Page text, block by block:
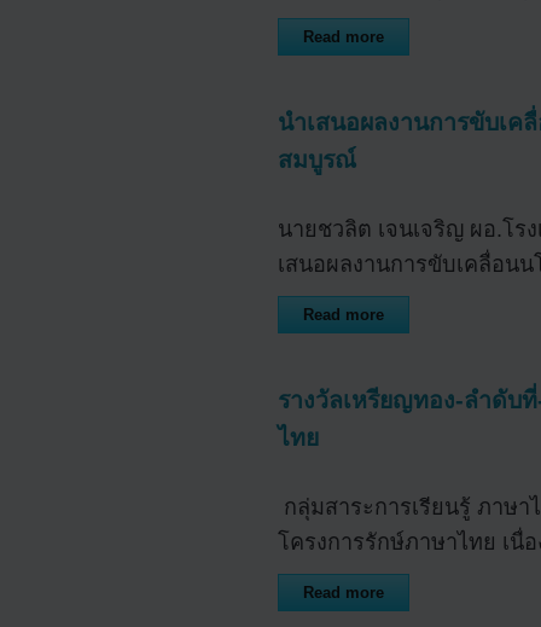
Read more
นำเสนอผลงานการขับเ
สมบูรณ์
นายชวลิต เจนเจริญ ผอ.โร
เสนอผลงานการขับเคลื่อน
Read more
รางวัลเหรียญทอง-ลำดับ
ไทย
กลุ่มสาระการเรียนรู้ ภาษ
โครงการรักษ์ภาษาไทย เนื่
Read more